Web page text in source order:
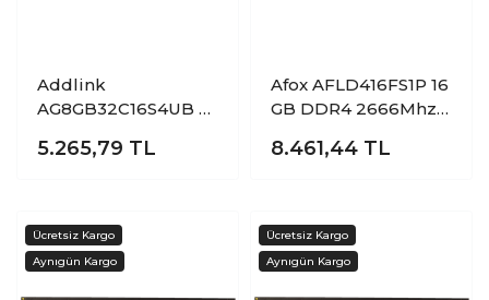
Addlink
AG8GB32C16S4UB 8
CL16 With Heatsink
5.265,79 TL
Afox AFLD416FS1P 16
GB DDR4 2666Mhz
Bellek
8.461,44 TL